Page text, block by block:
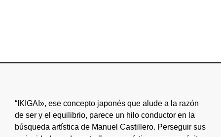
“IKIGAI», ese concepto japonés que alude a la razón
de ser y el equilibrio, parece un hilo conductor en la
búsqueda artística de Manuel Castillero. Perseguir sus